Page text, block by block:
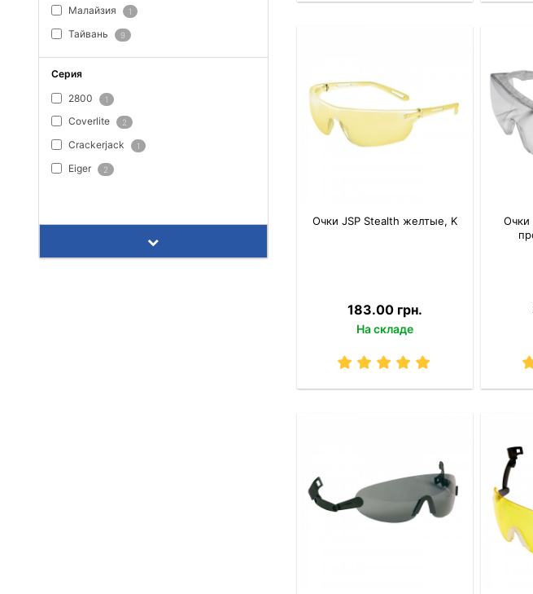
Малайзия 1
Тайвань 9
Серия
2800 1
Coverlite 2
Crackerjack 1
Eiger 2
Очки JSP Stealth желтые, K
183.00 грн.
На складе
Очки